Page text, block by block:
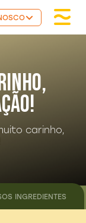
carinho,
INGREDIENTES